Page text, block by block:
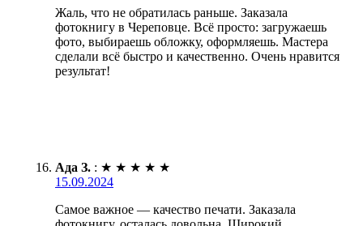
Жаль, что не обратилась раньше. Заказала
фотокнигу в Череповце. Всё просто: загружаешь
фото, выбираешь обложку, оформляешь. Мастера
сделали всё быстро и качественно. Очень нравится
результат!
Ада З. : ★ ★ ★ ★ ★
15.09.2024
Самое важное — качество печати. Заказала